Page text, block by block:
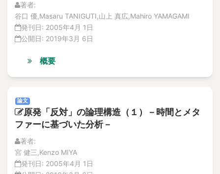
Acceleration sensor
Accept Risks in Natural Disaster
Acceptable Crack
accessibility
accident
accident compensation
Accident in Maintenance
accident response
論文
解説記事
No.2
解説記事
特集記事
解説記事
特集記事
著者:
谷口 優,Masaru TANIGUTI,山上 真広,Mahiro YAMAGAMI
発刊日: 2005年4月 1日
公開日: 2019年3月 6日
概要
論文
原発「反対」の論理構造（１）－時間とメタ
ファーに基づいた分析－
著者:
宮 健三,Kenzo MIYA
発刊日: 2005年4月 1日